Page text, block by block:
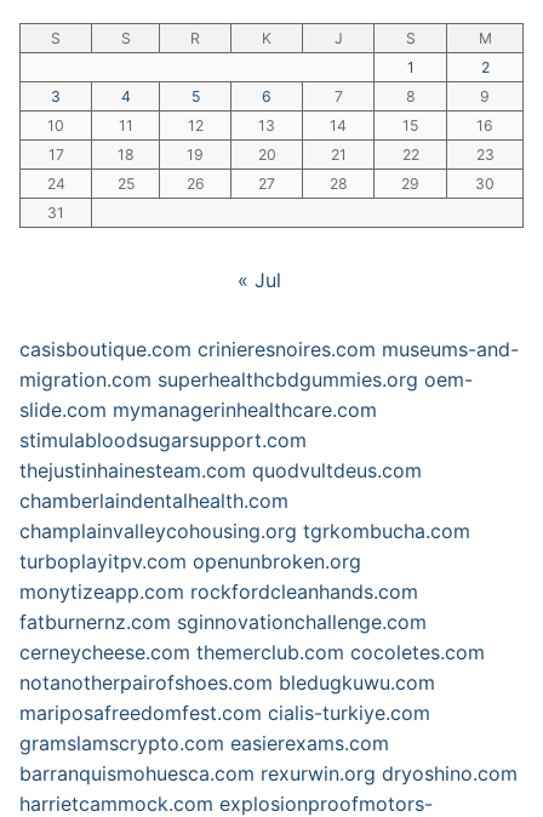
S S R K J S
M
1
2
3
4 5 6 7 8
9
10
11 12 13 14 15
16
17
18 19 20 21 22
23
24
25 26 27 28 29
30
31
« Jul
casisboutique.com crinieresnoires.com museums-and-
migration.com superhealthcbdgummies.org oem-
slide.com mymanagerinhealthcare.com
stimulabloodsugarsupport.com
thejustinhainesteam.com quodvultdeus.com
chamberlaindentalhealth.com
champlainvalleycohousing.org tgrkombucha.com
turboplayitpv.com openunbroken.org
monytizeapp.com rockfordcleanhands.com
fatburnernz.com sginnovationchallenge.com
cerneycheese.com themerclub.com cocoletes.com
notanotherpairofshoes.com bledugkuwu.com
mariposafreedomfest.com cialis-turkiye.com
gramslamscrypto.com easierexams.com
barranquismohuesca.com rexurwin.org dryoshino.com
harrietcammock.com explosionproofmotors-